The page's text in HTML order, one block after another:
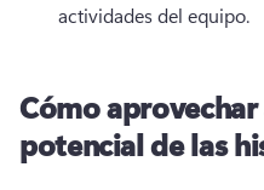
actividades del equipo.
Cómo
potencial de las